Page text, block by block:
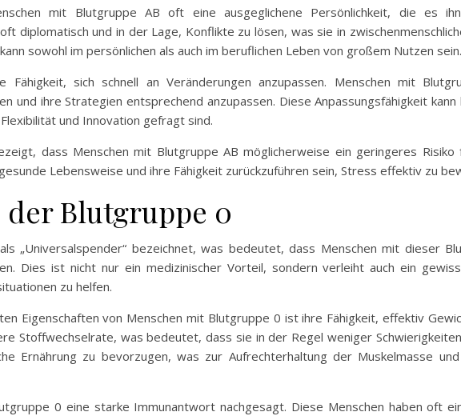
mit Blutgruppe AB oft eine ausgeglichene Persönlichkeit, die es
diplomatisch und in der Lage, Konflikte zu lösen, was sie in
sowohl im persönlichen als auch im beruflichen Leben von großem Nutzen sein.
sich schnell an Veränderungen anzupassen. Menschen mit
und ihre Strategien entsprechend anzupassen. Diese Anpassungsfähigkeit
und Innovation gefragt sind.
dass Menschen mit Blutgruppe AB möglicherweise ein geringeres
Lebensweise und ihre Fähigkeit zurückzuführen sein, Stress effektiv zu
Blutgruppe 0
„Universalspender“ bezeichnet, was bedeutet, dass Menschen mit dieser
Dies ist nicht nur ein medizinischer Vorteil, sondern verleiht auch ein
zu helfen.
Eigenschaften von Menschen mit Blutgruppe 0 ist ihre Fähigkeit, effektiv
Stoffwechselrate, was bedeutet, dass sie in der Regel weniger
Ernährung zu bevorzugen, was zur Aufrechterhaltung der Muskelmasse
0 eine starke Immunantwort nachgesagt. Diese Menschen haben oft